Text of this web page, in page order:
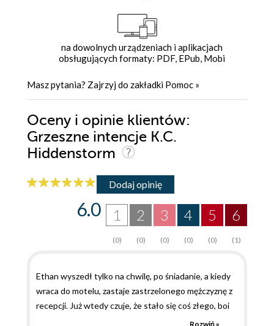
na dowolnych urządzeniach i aplikacjach
obsługujących formaty: PDF, EPub, Mobi
Masz pytania? Zajrzyj do zakładki Pomoc »
Oceny i opinie klientów:
Grzeszne intencje K.C.
Hiddenstorm
Dodaj opinię
6
(1)
5
(0)
4
(0)
3
(0)
2
(0)
1
(0)
6.0
Ethan wyszedł tylko na chwilę, po śniadanie, a kiedy
wraca do motelu, zastaje zastrzelonego mężczyznę z
recepcji. Już wtedy czuje, że stało się coś złego, boi
się, że w pokoju zastanie Judith z taką samą dziurą w
Rozwiń »